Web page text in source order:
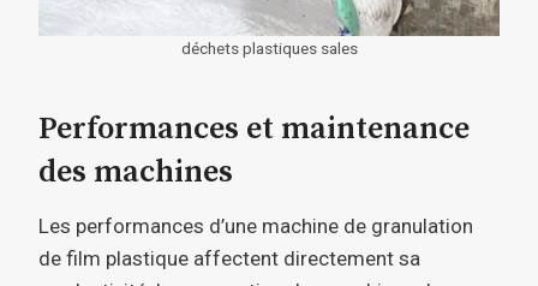
déchets plastiques sales
Performances et maintenance
des machines
Les performances d’une machine de granulation
de film plastique affectent directement sa